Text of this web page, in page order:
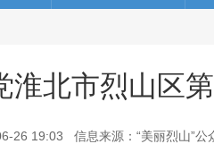
淮北市烈山区
26 19:03 信息来源：“美丽烈山”公